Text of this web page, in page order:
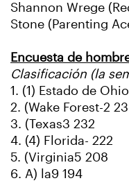
Shannon Wrege
Stone (Parenting
Encuesta de
Clasificación (la
1. (1) Estado de
2. (Wake Forest-2
3. (Texas3 232
4. (4) Florida- 222
5. (Virginia5 208
6. A) la9 194